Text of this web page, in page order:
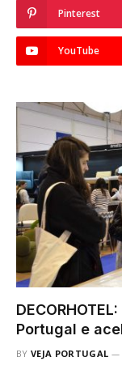
Pinterest
YouTube
Portugal e
BY VEJA PORTUGAL